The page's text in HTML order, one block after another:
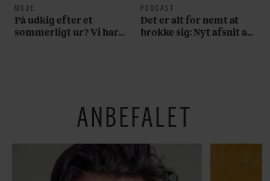
MODE
På udkig efter et
sommerligt ur? Vi har
PODCAST
Det er alt for nemt at
brokke sig: Nyt afsnit af
ANBEFALET